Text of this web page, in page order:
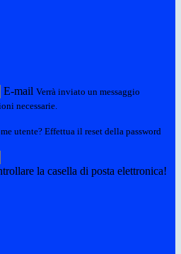
E-mail Verrà inviato un messaggio
necessarie.
utente? Effettua il reset della password
la casella di posta elettronica!